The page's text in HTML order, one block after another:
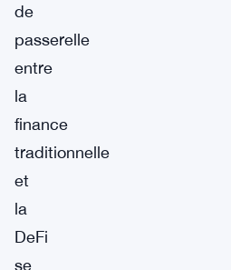
de
passerelle
entre
la
finance
traditionnelle
et
la
DeFi
se